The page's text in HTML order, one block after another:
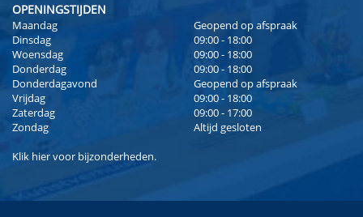
OPENINGSTIJDEN
Maandag
Geopend op afspraak
Dinsdag
09:00 - 18:00
Woensdag
09:00 - 18:00
Donderdag
09:00 - 18:00
Donderdagavond
Geopend op afspraak
Vrijdag
09:00 - 18:00
Zaterdag
09:00 - 17:00
Zondag
Altijd gesloten
Klik hiervoor bijzonderheden.